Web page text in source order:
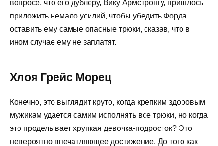
вопросе, что его дублеру, Вику Армстронгу, пришлось
приложить немало усилий, чтобы убедить Форда
оставить ему самые опасные трюки, сказав, что в
ином случае ему не заплатят.
Хлоя Грейс Морец
Конечно, это выглядит круто, когда крепким здоровым
мужикам удается самим исполнять все трюки, но когда
это проделывает хрупкая девочка-подросток? Это
невероятно впечатляющее достижение. До того как